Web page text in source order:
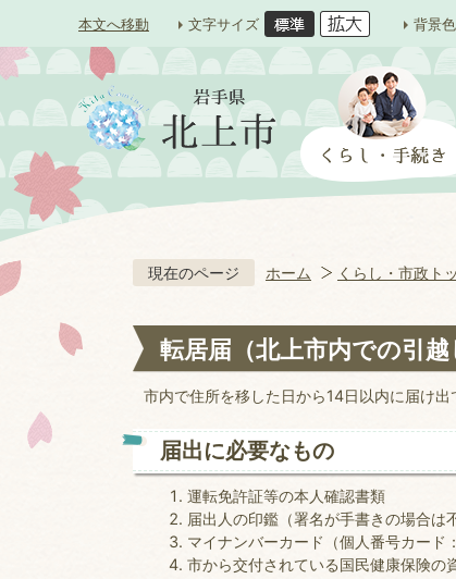
本文へ移動 文字サイズ 背景
現在のページ ホーム くらし・市政ト
転居届（北上市内での引越
市内で住所を移した日から14日以内に届け出
届出に必要なもの
運転免許証等の本人確認書類
届出人の印鑑（署名が手書きの場合は
マイナンバーカード（個人番号カード
市から交付されている国民健康保険の